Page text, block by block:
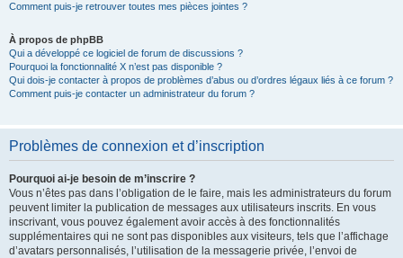
Comment puis-je retrouver toutes mes pièces jointes ?
À propos de phpBB
Qui a développé ce logiciel de forum de discussions ?
Pourquoi la fonctionnalité X n’est pas disponible ?
Qui dois-je contacter à propos de problèmes d’abus ou d’ordres légaux liés à ce forum ?
Comment puis-je contacter un administrateur du forum ?
Problèmes de connexion et d’inscription
Pourquoi ai-je besoin de m’inscrire ?
Vous n’êtes pas dans l’obligation de le faire, mais les administrateurs du forum
peuvent limiter la publication de messages aux utilisateurs inscrits. En vous
inscrivant, vous pouvez également avoir accès à des fonctionnalités
supplémentaires qui ne sont pas disponibles aux visiteurs, tels que l’affichage
d’avatars personnalisés, l’utilisation de la messagerie privée, l’envoi de